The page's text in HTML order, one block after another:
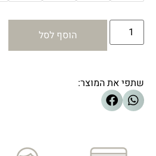
הוסף לסל
שתפי את המוצר: